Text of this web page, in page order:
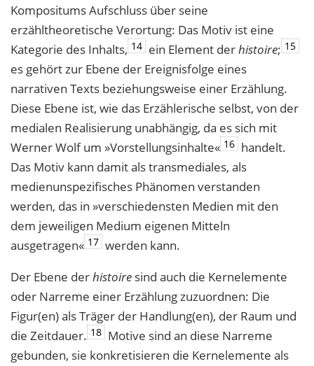
Kompositums Aufschluss über seine
erzähltheoretische Verortung: Das Motiv ist eine
Kategorie des Inhalts, 14 ein Element derhistoire; 15
es gehört zur Ebene der Ereignisfolge eines
narrativen Texts beziehungsweise einer Erzählung.
Diese Ebene ist, wie das Erzählerische selbst, von der
medialen Realisierung unabhängig, da es sich mit
Werner Wolf um »Vorstellungsinhalte« 16 handelt.
Das Motiv kann damit als transmediales, als
medienunspezifisches Phänomen verstanden
werden, das in »verschiedensten Medien mit den
dem jeweiligen Medium eigenen Mitteln
ausgetragen« 17 werden kann.
Der Ebene derhistoire sind auch die Kernelemente
oder Narreme einer Erzählung zuzuordnen: Die
Figur(en) als Träger der Handlung(en), der Raum und
die Zeitdauer. 18 Motive sind an diese Narreme
gebunden, sie konkretisieren die Kernelemente als